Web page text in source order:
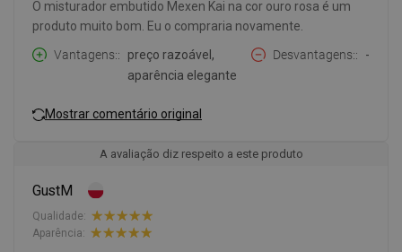
O misturador embutido Mexen Kai na cor ouro rosa é um
produto muito bom. Eu o compraria novamente.
Vantagens:
preço razoável,
aparência elegante
Desvantagens: -
Mostrar comentário original
A avaliação diz respeito a este produto
GustM
Qualidade:
Aparência: